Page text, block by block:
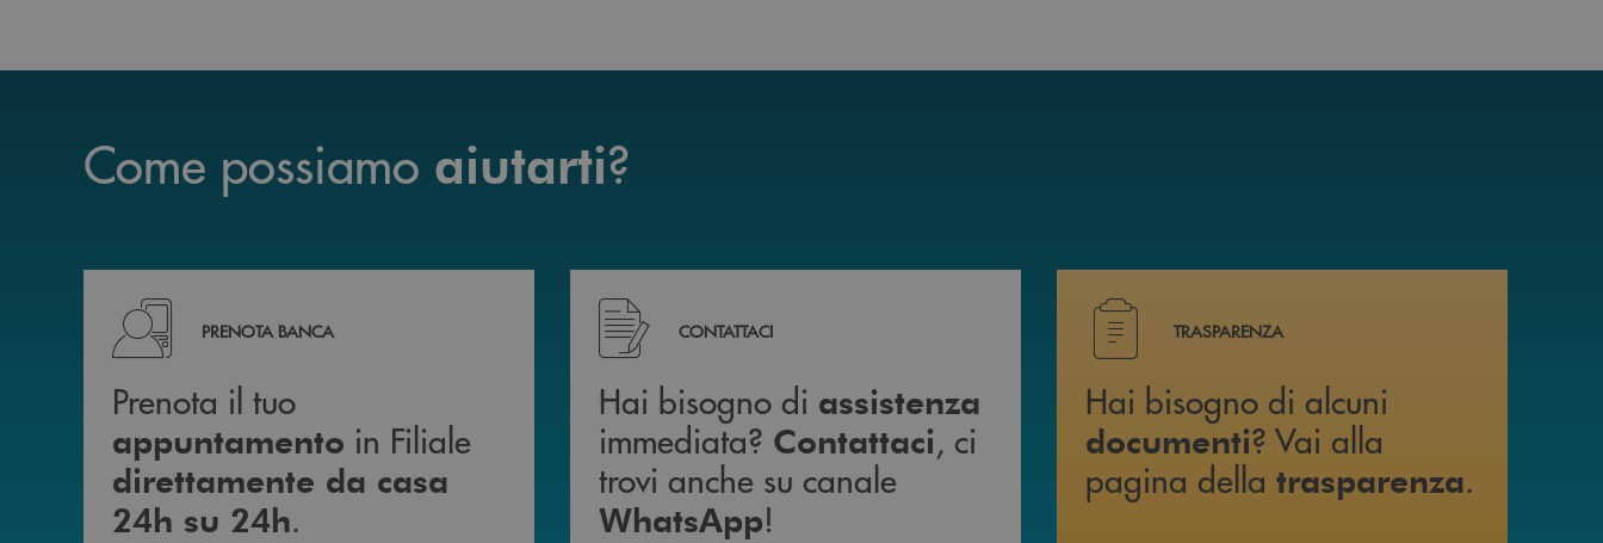
Come possiamo aiutarti?
Prenota il tuo appuntamento in Filiale direttamente da casa 24h su 24h .
PRENOTA BANCA
Prenota il tuo
appuntamento in Filiale
direttamente da casa
24h su 24h.
Hai bisogno di assistenza immediata? Contattaci , ci trovi anche su canale WhatsApp !
CONTATTACI
Hai bisogno di assistenza
immediata? Contattaci, ci
trovi anche su canale
WhatsApp!
Hai bisogno di alcuni documenti ? Vai alla pagina della
TRASPARENZA
Hai bisogno di alcuni
documenti? Vai alla
pagina della trasparenza.